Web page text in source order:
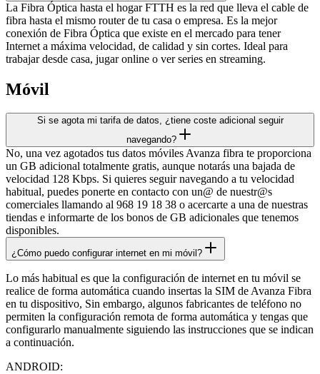
La Fibra Óptica hasta el hogar FTTH es la red que lleva el cable de
fibra hasta el mismo router de tu casa o empresa. Es la mejor
conexión de Fibra Óptica que existe en el mercado para tener
Internet a máxima velocidad, de calidad y sin cortes. Ideal para
trabajar desde casa, jugar online o ver series en streaming.
Móvil
Si se agota mi tarifa de datos, ¿tiene coste adicional seguir
navegando?
No, una vez agotados tus datos móviles Avanza fibra te proporciona
un GB adicional totalmente gratis, aunque notarás una bajada de
velocidad 128 Kbps. Si quieres seguir navegando a tu velocidad
habitual, puedes ponerte en contacto con un@ de nuestr@s
comerciales llamando al 968 19 18 38 o acercarte a una de nuestras
tiendas e informarte de los bonos de GB adicionales que tenemos
disponibles.
¿Cómo puedo configurar internet en mi móvil?
Lo más habitual es que la configuración de internet en tu móvil se
realice de forma automática cuando insertas la SIM de Avanza Fibra
en tu dispositivo, Sin embargo, algunos fabricantes de teléfono no
permiten la configuración remota de forma automática y tengas que
configurarlo manualmente siguiendo las instrucciones que se indican
a continuación.
ANDROID: